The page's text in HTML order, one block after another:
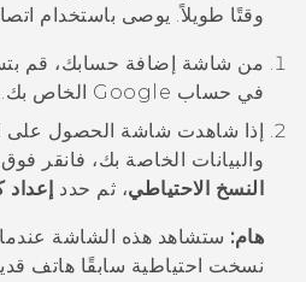
وقتًا طويلاً. يوصى باستخدام
من شاشة إضافة حسابك، قم
في حساب Google الخاص بك.
إذا شاهدت شاشة الحصول على
والبيانات الخاصة بك، فانقر فوق
النسخ الاحتياطي، ثم حدد إعداد
هام: ستشاهد هذه الشاشة
نسخت احتياطية سابقًا هاتف